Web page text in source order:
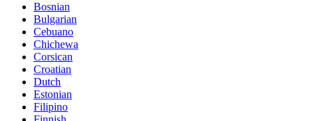
Bosnian
Bulgarian
Cebuano
Chichewa
Corsican
Croatian
Dutch
Estonian
Filipino